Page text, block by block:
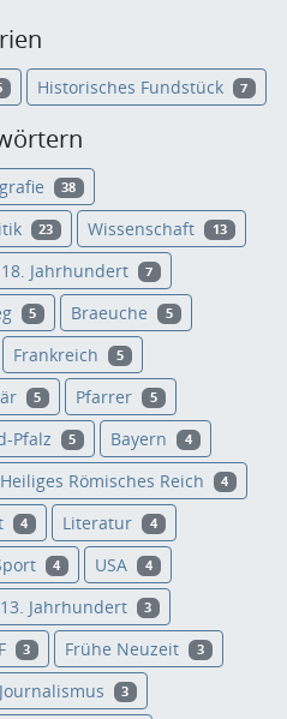
Historisches Fundstück 7
38
23 Wissenschaft 13
18. Jahrhundert 7
5 Braeuche 5
Frankreich 5
5 Pfarrer 5
Pfalz 5 Bayern 4
Heiliges Römisches Reich 4
4 Literatur 4
4 USA 4
13. Jahrhundert 3
3 Frühe Neuzeit 3
Journalismus 3